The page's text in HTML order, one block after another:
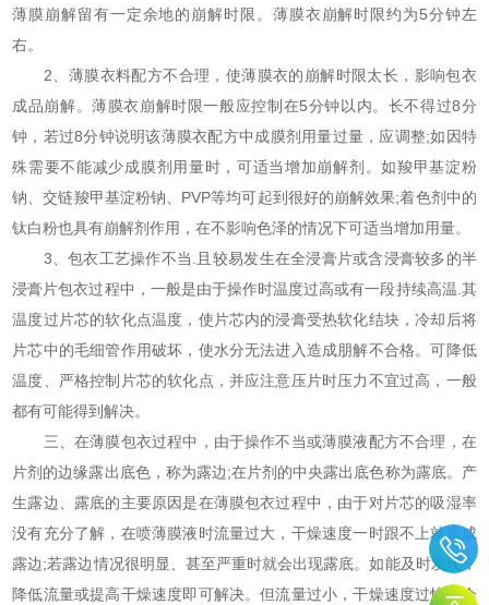
薄膜崩解留有一定余地的崩解时限。薄膜衣崩解时限约为5分钟左
右。
2、薄膜衣料配方不合理，使薄膜衣的崩解时限太长，影响包衣
成品崩解。薄膜衣崩解时限一般应控制在5分钟以内。长不得过8分
钟，若过8分钟说明该薄膜衣配方中成膜剂用量过量，应调整;如因特
殊需要不能减少成膜剂用量时，可适当增加崩解剂。如羧甲基淀粉
钠、交链羧甲基淀粉钠、PVP等均可起到很好的崩解效果;着色剂中的
钛白粉也具有崩解剂作用，在不影响色泽的情况下可适当增加用量。
3、包衣工艺操作不当.且较易发生在全浸膏片或含浸膏较多的半
浸膏片包衣过程中，一般是由于操作时温度过高或有一段持续高温.其
温度过片芯的软化点温度，使片芯内的浸膏受热软化结块，冷却后将
片芯中的毛细管作用破坏，使水分无法进入造成朋解不合格。可降低
温度、严格控制片芯的软化点，并应注意压片时压力不宜过高，一般
都有可能得到解决。
三、在薄膜包衣过程中，由于操作不当或薄膜液配方不合理，在
片剂的边缘露出底色，称为露边;在片剂的中央露出底色称为露底。产
生露边、露底的主要原因是在薄膜包衣过程中，由于对片芯的吸湿率
没有充分了解，在喷薄膜液时流量过大，干燥速度一时跟不上就造成
露边;若露边情况很明显、甚至严重时就会出现露底。如能及时发现，
降低流量或提高干燥速度即可解决。但流量过小，干燥速度过快也会